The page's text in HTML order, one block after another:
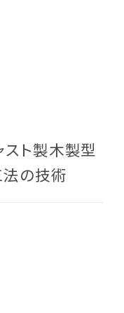
スト製木製型
法の技術